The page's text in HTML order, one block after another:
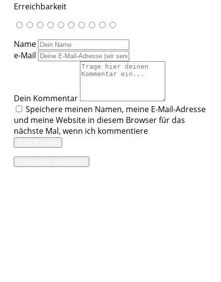
Erreichbarkeit
Name
e-Mail
Dein Kommentar
Speichere meinen Namen, meine E-Mail-Adresse
und meine Website in diesem Browser für das
nächste Mal, wenn ich kommentiere